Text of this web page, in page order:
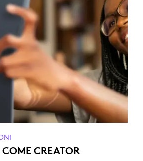
CREATOR